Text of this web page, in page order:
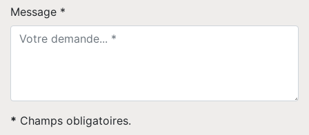
Message *
* Champs obligatoires.